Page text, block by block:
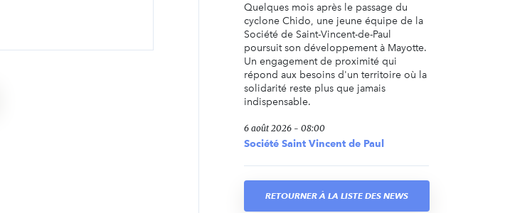
Quelques mois après le passage du
cyclone Chido, une jeune équipe de la
Société de Saint-Vincent-de-Paul
poursuit son développement à Mayotte.
Un engagement de proximité qui
répond aux besoins d'un territoire où la
solidarité reste plus que jamais
indispensable.
6 août 2026 - 08:00
Société Saint Vincent de Paul
RETOURNER À LA LISTE DES NEWS